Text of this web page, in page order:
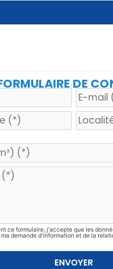
DE
ce formulaire, j'accepte que les
demande d'information et de la